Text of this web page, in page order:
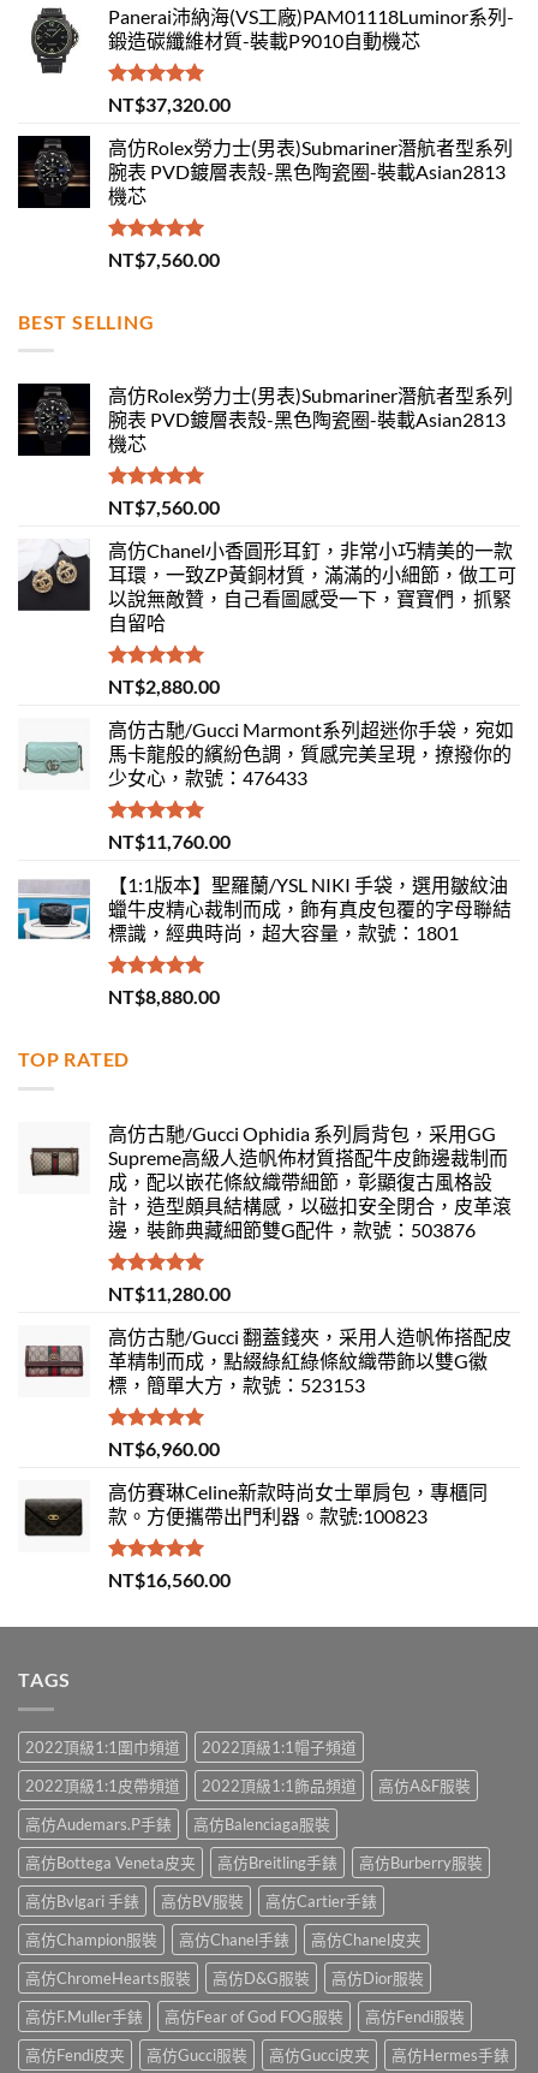
Panerai沛納海(VS工廠)PAM01118Luminor系列-
鍛造碳纖維材質-裝載P9010自動機芯
評分5.00
滿分 5
NT$37,320.00
高仿Rolex勞力士(男表)Submariner潛航者型系列
腕表 PVD鍍層表殼-黑色陶瓷圈-裝載Asian2813
機芯
評分 5.00
滿分 5
NT$7,560.00
BEST SELLING
高仿Rolex勞力士(男表)Submariner潛航者型系列
腕表 PVD鍍層表殼-黑色陶瓷圈-裝載Asian2813
機芯
評分 5.00
滿分 5
NT$7,560.00
高仿Chanel小香圓形耳釘，非常小巧精美的一款
耳環，一致ZP黃銅材質，滿滿的小細節，做工可
以說無敵贊，自己看圖感受一下，寶寶們，抓緊
自留哈
評分 5.00
滿分 5
NT$2,880.00
高仿古馳/Gucci Marmont系列超迷你手袋，宛如
馬卡龍般的繽紛色調，質感完美呈現，撩撥你的
少女心，款號：476433
評分5.00
滿分 5
NT$11,760.00
【1:1版本】聖羅蘭/YSL NIKI 手袋，選用皺紋油
蠟牛皮精心裁制而成，飾有真皮包覆的字母聯結
標識，經典時尚，超大容量，款號：1801
評分 5.00
滿分 5
NT$8,880.00
TOP RATED
高仿古馳/Gucci Ophidia 系列肩背包，采用GG
Supreme高級人造帆佈材質搭配牛皮飾邊裁制而
成，配以嵌花條紋織帶細節，彰顯復古風格設
計，造型頗具結構感，以磁扣安全閉合，皮革滾
邊，裝飾典藏細節雙G配件，款號：503876
評分5.00
滿分 5
NT$11,280.00
高仿古馳/Gucci 翻蓋錢夾，采用人造帆佈搭配皮
革精制而成，點綴綠紅綠條紋織帶飾以雙G徽
標，簡單大方，款號：523153
評分 5.00
滿分 5
NT$6,960.00
高仿賽琳Celine新款時尚女士單肩包，專櫃同
款。方便攜帶出門利器。款號:100823
評分5.00
滿分 5
NT$16,560.00
TAGS
2022頂級1:1圍巾頻道
2022頂級1:1帽子頻道
2022頂級1:1皮帶頻道
2022頂級1:1飾品頻道
高仿A&F服裝
高仿Audemars.P手錶
高仿Balenciaga服裝
高仿Bottega Veneta皮夹
高仿Breitling手錶
高仿Burberry服裝
高仿Bvlgari 手錶
高仿BV服裝
高仿Cartier手錶
高仿Champion服裝
高仿Chanel手錶
高仿Chanel皮夹
高仿ChromeHearts服裝
高仿D&G服裝
高仿Dior服裝
高仿F.Muller手錶
高仿Fear of God FOG服裝
高仿Fendi服裝
高仿Fendi皮夹
高仿Gucci服裝 高仿Gucci皮夹 高仿Hermes手錶